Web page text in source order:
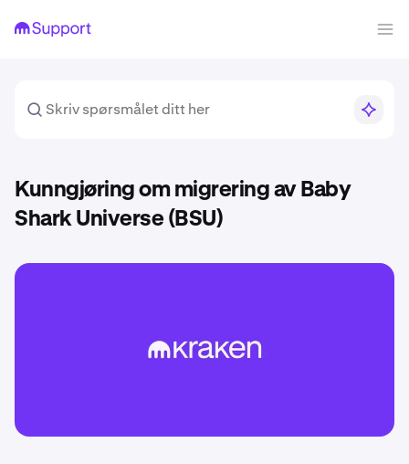
Kunngjøring om migrering av Baby
Shark Universe (BSU)